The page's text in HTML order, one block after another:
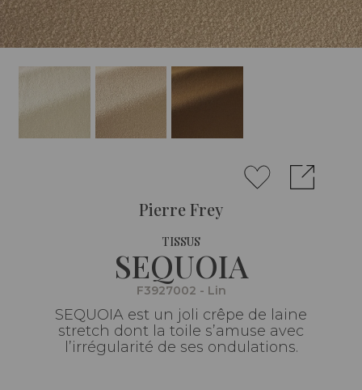
Pierre Frey
TISSUS
SEQUOIA
F3927002 - Lin
SEQUOIA est un joli crêpe de laine
stretch dont la toile s’amuse avec
l’irrégularité de ses ondulations.